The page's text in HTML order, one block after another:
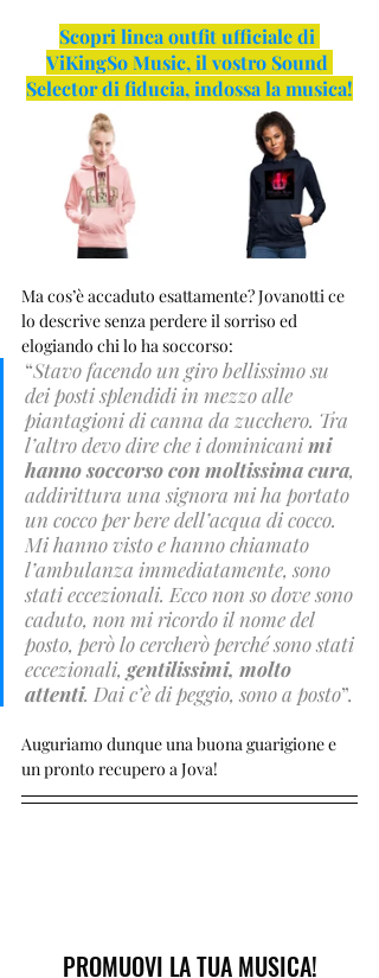
Scopri linea outfit ufficiale di
ViKingSo Music, il vostro Sound
Selector di fiducia, indossa la musica!
Ma cos’è accaduto esattamente? Jovanotti ce
lo descrive senza perdere il sorriso ed
elogiando chi lo ha soccorso:
“Stavo facendo un giro bellissimo su
dei posti splendidi in mezzo alle
piantagioni di canna da zucchero. Tra
l’altro devo dire che i dominicani mi
hanno soccorso con moltissima cura,
addirittura una signora mi ha portato
un cocco per bere dell’acqua di cocco.
Mi hanno visto e hanno chiamato
l’ambulanza immediatamente, sono
stati eccezionali. Ecco non so dove sono
caduto, non mi ricordo il nome del
posto, però lo cercherò perché sono stati
eccezionali, gentilissimi, molto
attenti. Dai c’è di peggio, sono a posto”.
Auguriamo dunque una buona guarigione e
un pronto recupero a Jova!
PROMUOVI LA TUA MUSICA!